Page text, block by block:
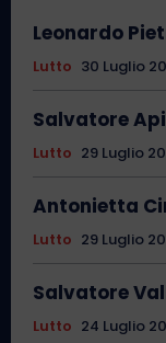
Leonardo
Lutto 30 Luglio
Salvatore
Lutto 29 Luglio
Antonietta
Lutto 29 Luglio
Salvatore
Lutto 24 Luglio